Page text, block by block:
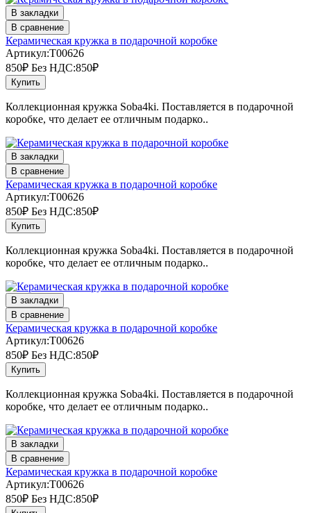
В закладки
В сравнение
Керамическая кружка в подарочной коробке
Артикул:T00626
850₽ Без НДС:850₽
Купить
Коллекционная кружка Soba4ki. Поставляется в подарочной
коробке, что делает ее отличным подарко..
В закладки
В сравнение
Керамическая кружка в подарочной коробке
Артикул:T00626
850₽ Без НДС:850₽
Купить
Коллекционная кружка Soba4ki. Поставляется в подарочной
коробке, что делает ее отличным подарко..
В закладки
В сравнение
Керамическая кружка в подарочной коробке
Артикул:T00626
850₽ Без НДС:850₽
Купить
Коллекционная кружка Soba4ki. Поставляется в подарочной
коробке, что делает ее отличным подарко..
В закладки
В сравнение
Керамическая кружка в подарочной коробке
Артикул:T00626
850₽ Без НДС:850₽